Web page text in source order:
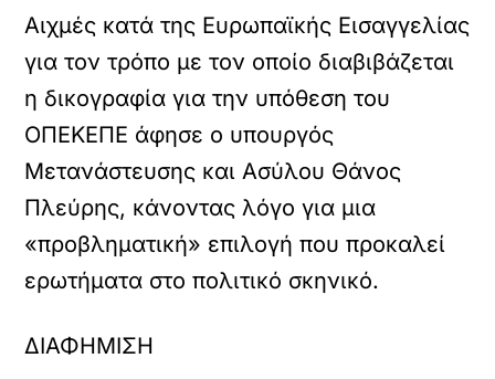
Αιχμές κατά της Ευρωπαϊκής Εισαγγελίας
για τον τρόπο με τον οποίο διαβιβάζεται
η δικογραφία για την υπόθεση του
ΟΠΕΚΕΠΕ άφησε ο υπουργός
Μετανάστευσης και Ασύλου Θάνος
Πλεύρης, κάνοντας λόγο για μια
«προβληματική» επιλογή που προκαλεί
ερωτήματα στο πολιτικό σκηνικό.
ΔΙΑΦΗΜΙΣΗ